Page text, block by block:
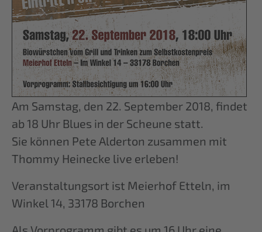
Am Samstag, den 22. September 2018, findet
ab 18 Uhr Blues in der Scheune statt.
Sie können Pete Alderton zusammen mit
Thommy Heinecke live erleben!
Veranstaltungsort ist Meierhof Etteln, im
Winkel 14, 33178 Borchen